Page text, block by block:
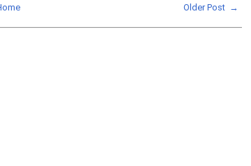
Older Post →